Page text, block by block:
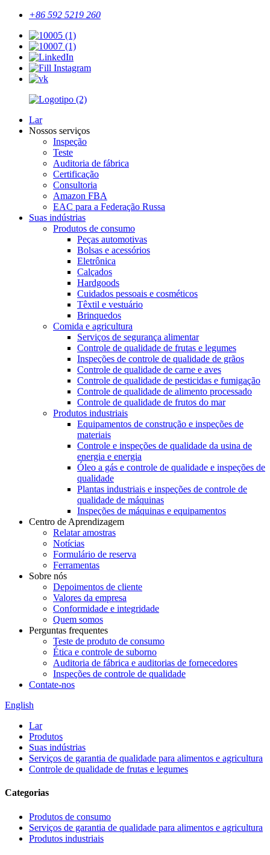
+86 592 5219 260
Lar
Nossos serviços
Inspeção
Teste
Auditoria de fábrica
Certificação
Consultoria
Amazon FBA
EAC para a Federação Russa
Suas indústrias
Produtos de consumo
Peças automotivas
Bolsas e acessórios
Eletrônica
Calçados
Hardgoods
Cuidados pessoais e cosméticos
Têxtil e vestuário
Brinquedos
Comida e agricultura
Serviços de segurança alimentar
Controle de qualidade de frutas e legumes
Inspeções de controle de qualidade de grãos
Controle de qualidade de carne e aves
Controle de qualidade de pesticidas e fumigação
Controle de qualidade de alimento processado
Controle de qualidade de frutos do mar
Produtos industriais
Equipamentos de construção e inspeções de
materiais
Controle e inspeções de qualidade da usina de
energia e energia
Óleo a gás e controle de qualidade e inspeções de
qualidade
Plantas industriais e inspeções de controle de
qualidade de máquinas
Inspeções de máquinas e equipamentos
Centro de Aprendizagem
Relatar amostras
Notícias
Formulário de reserva
Ferramentas
Sobre nós
Depoimentos de cliente
Valores da empresa
Conformidade e integridade
Quem somos
Perguntas frequentes
Teste de produto de consumo
Ética e controle de suborno
Auditoria de fábrica e auditorias de fornecedores
Inspeções de controle de qualidade
Contate-nos
English
Lar
Produtos
Suas indústrias
Serviços de garantia de qualidade para alimentos e agricultura
Controle de qualidade de frutas e legumes
Categorias
Produtos de consumo
Serviços de garantia de qualidade para alimentos e agricultura
Produtos industriais